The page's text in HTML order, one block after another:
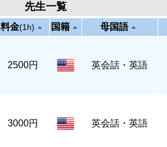
先生一覧
料金(1h) arrow_drop_up 国籍arrow_drop_up 母国語arrow_drop_up
2500円 英会話・英語
3000円 英会話・英語